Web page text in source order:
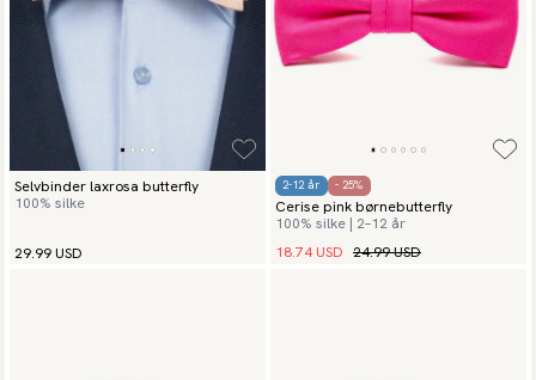
Selvbinder laxrosa butterfly
100% silke
29.99 USD
2-12 år - 25%
Cerise pink børnebutterfly
100% silke | 2–12 år
18.74 USD 24.99 USD